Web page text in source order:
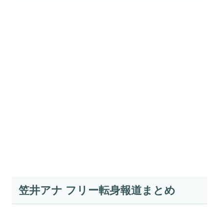
笠井アナ フリー転身報道まとめ